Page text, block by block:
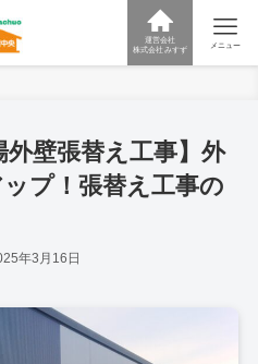
運営会社
株式会社みすず
メニュー
外壁張替え工事】外
プ！張替え工事の
年3月16日